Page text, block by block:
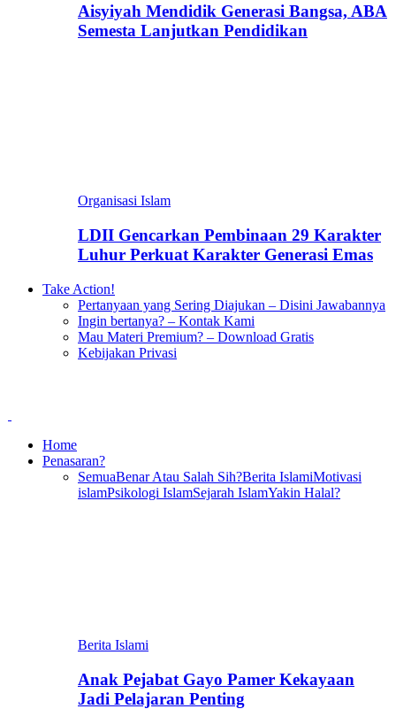
Aisyiyah Mendidik Generasi Bangsa, ABA
Semesta Lanjutkan Pendidikan
Organisasi Islam
LDII Gencarkan Pembinaan 29 Karakter
Luhur Perkuat Karakter Generasi Emas
Take Action!
Pertanyaan yang Sering Diajukan – Disini Jawabannya
Ingin bertanya? – Kontak Kami
Mau Materi Premium? – Download Gratis
Kebijakan Privasi
Home
Penasaran?
SemuaBenar Atau Salah Sih?Berita IslamiMotivasi
islamPsikologi IslamSejarah IslamYakin Halal?
Berita Islami
Anak Pejabat Gayo Pamer Kekayaan
Jadi Pelajaran Penting